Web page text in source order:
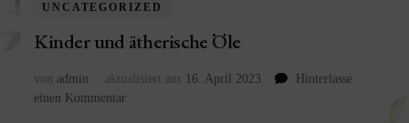
UNCATEGORIZED
Kinder und ätherische Öle
von admin aktualisiert am 16. April 2023
Hinterlasse
einen Kommentarzu